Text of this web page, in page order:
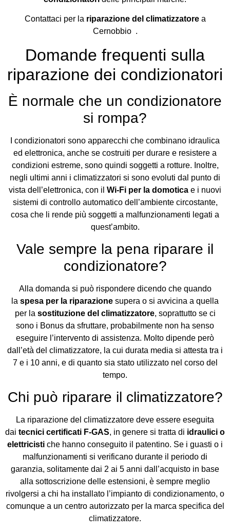
Contattaci per la riparazione del climatizzatorea
Cernobbio .
Domande frequenti sulla
riparazione dei condizionatori
È normale che un condizionatore
si rompa?
I condizionatori sono apparecchi che combinano idraulica
ed elettronica, anche se costruiti per durare e resistere a
condizioni estreme, sono quindi soggetti a rotture. Inoltre,
negli ultimi anni i climatizzatori si sono evoluti dal punto di
vista dell’elettronica, con il Wi-Fi per la domotica e i nuovi
sistemi di controllo automatico dell’ambiente circostante,
cosa che li rende più soggetti a malfunzionamenti legati a
quest’ambito.
Vale sempre la pena riparare il
condizionatore?
Alla domanda si può rispondere dicendo che quando
la spesa per la riparazione supera o si avvicina a quella
per la sostituzione del climatizzatore, soprattutto se ci
sono i Bonus da sfruttare, probabilmente non ha senso
eseguire l’intervento di assistenza. Molto dipende però
dall’età del climatizzatore, la cui durata media si attesta tra i
7 e i 10 anni, e di quanto sia stato utilizzato nel corso del
tempo.
Chi può riparare il climatizzatore?
La riparazione del climatizzatore deve essere eseguita
dai tecnici certificati F-GAS, in genere si tratta di idraulici o
elettricisti che hanno conseguito il patentino. Se i guasti o i
malfunzionamenti si verificano durante il periodo di
garanzia, solitamente dai 2 ai 5 anni dall’acquisto in base
alla sottoscrizione delle estensioni, è sempre meglio
rivolgersi a chi ha installato l’impianto di condizionamento, o
comunque a un centro autorizzato per la marca specifica del
climatizzatore.